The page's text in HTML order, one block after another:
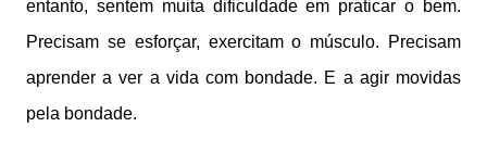
entanto, sentem muita dificuldade em praticar o bem.
Precisam se esforçar, exercitam o músculo. Precisam
aprender a ver a vida com bondade. E a agir movidas
pela bondade.